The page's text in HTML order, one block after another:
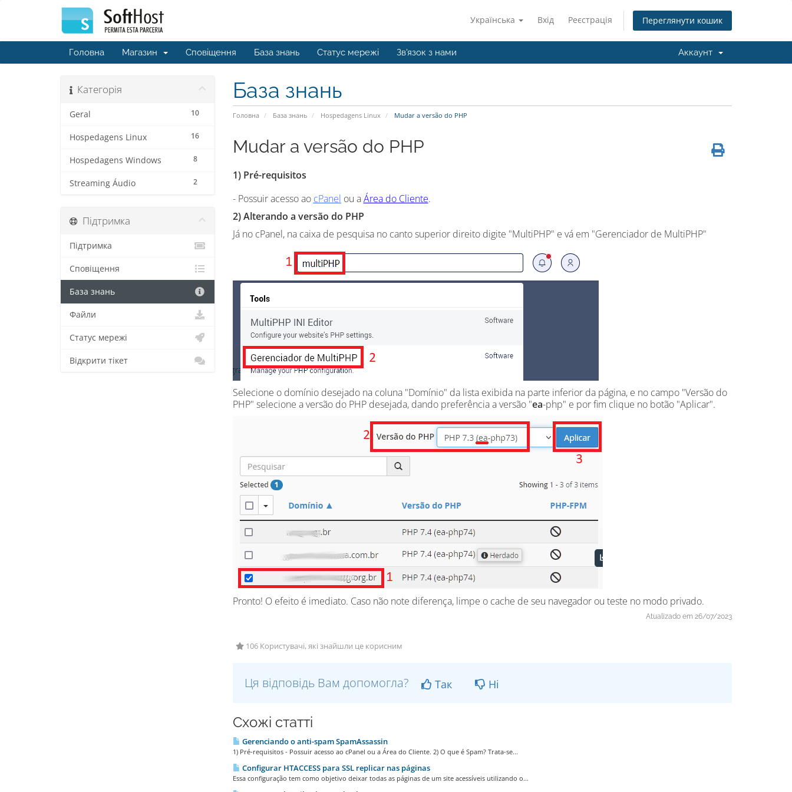
Українська Вхід Реєстрація Переглянути кошик
Головна Магазин Сповіщення База знань Статус мережі Зв'язок з нами Аккаунт
База знань
Головна База знань Hospedagens Linux Mudar a versão do PHP
Категорія
10
Geral
16
Hospedagens Linux
8
Hospedagens Windows
2
Streaming Áudio
Mudar a versão do PHP
1) Pré-requisitos
- Possuir acesso ao cPanel ou aÁrea do Cliente.
2) Alterando a versão do PHP
Já no cPanel, na caixa de pesquisa no canto superior direito digite "MultiPHP" e vá em "Gerenciador de MultiPHP"
Selecione o domínio desejado na coluna "Domínio" da lista exibida na parte inferior da página, e no campo "Versão do
PHP" selecione a versão do PHP desejada, dando preferência a versão "ea-php" e por fim clique no botão "Aplicar".
Pronto! O efeito é imediato. Caso não note diferença, limpe o cache de seu navegador ou teste no modo privado.
Atualizado em 26/07/2023
106 Користувачі, які знайшли це корисним
Ця відповідь Вам допомогла? Так Ні
Схожі статті
Gerenciando o anti-spam SpamAssassin
1) Pré-requisitos - Possuir acesso ao cPanel ou a Área do Cliente. 2) O que é Spam? Trata-se...
Configurar HTACCESS para SSL replicar nas páginas
Essa configuração tem como objetivo deixar todas as páginas de um site acessíveis utilizando o...
Підтримка
Підтримка
Сповіщення
База знань
Файли
Статус мережі
Відкрити тікет